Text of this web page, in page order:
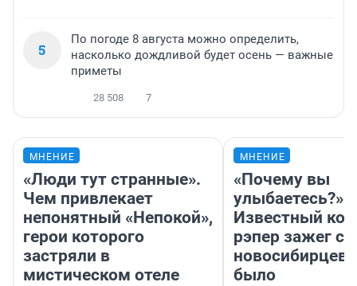
5
По погоде 8 августа можно определить,
насколько дождливой будет осень — важные
приметы
28 508 7
МНЕНИЕ
«Люди тут странные».
Чем привлекает
непонятный «Непокой»,
герои которого
застряли в
мистическом отеле
МНЕНИЕ
«Почему вы
улыбаетесь?»
Известный
рэпер зажег с
новосибирцев:
было